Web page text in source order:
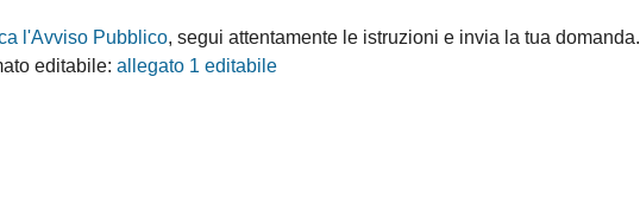
l'Avviso Pubblico, segui attentamente le istruzioni e invia la tua domanda.
editabile: allegato 1 editabile